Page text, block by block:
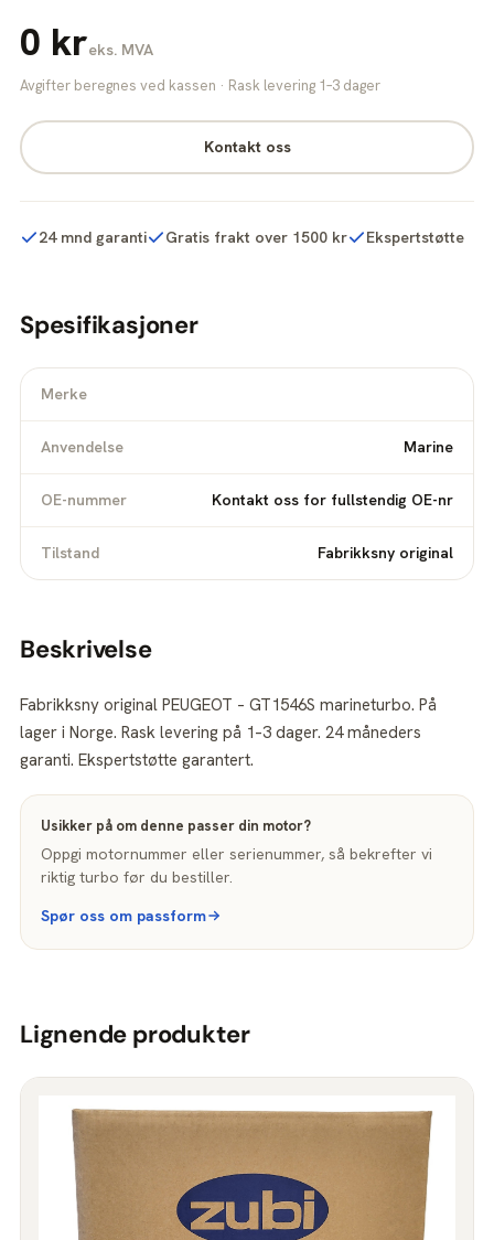
0 kreks. MVA
Avgifter beregnes ved kassen · Rask levering 1–3 dager
Kontakt oss
24 mnd garanti Gratis frakt over 1500 kr Ekspertstøtte
Spesifikasjoner
Merke
Anvendelse Marine
OE-nummer Kontakt oss for fullstendig OE-nr
Tilstand Fabrikksny original
Beskrivelse
Fabrikksny original PEUGEOT – GT1546S marineturbo. På
lager i Norge. Rask levering på 1–3 dager. 24 måneders
garanti. Ekspertstøtte garantert.
Usikker på om denne passer din motor?
Oppgi motornummer eller serienummer, så bekrefter vi
riktig turbo før du bestiller.
Spør oss om passform
Lignende produkter